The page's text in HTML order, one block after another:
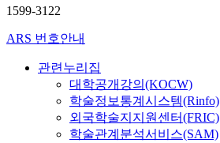
1599-3122
ARS 번호안내
관련누리집
대학공개강의(KOCW)
학술정보통계시스템(Rinfo)
외국학술지지원센터(FRIC)
학술관계분석서비스(SAM)